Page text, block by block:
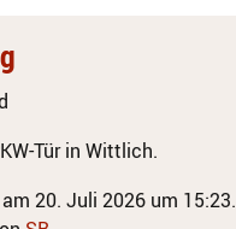
Tür in Wittlich.
20. Juli 2026 um 15:23.